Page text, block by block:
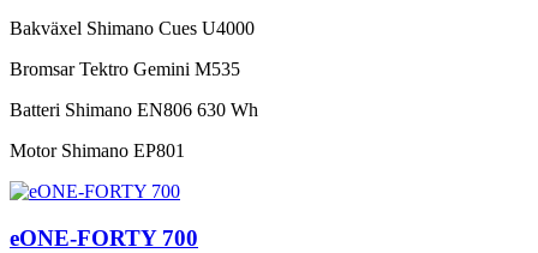
Bakväxel Shimano Cues U4000
Bromsar Tektro Gemini M535
Batteri Shimano EN806 630 Wh
Motor Shimano EP801
eONE-FORTY 700